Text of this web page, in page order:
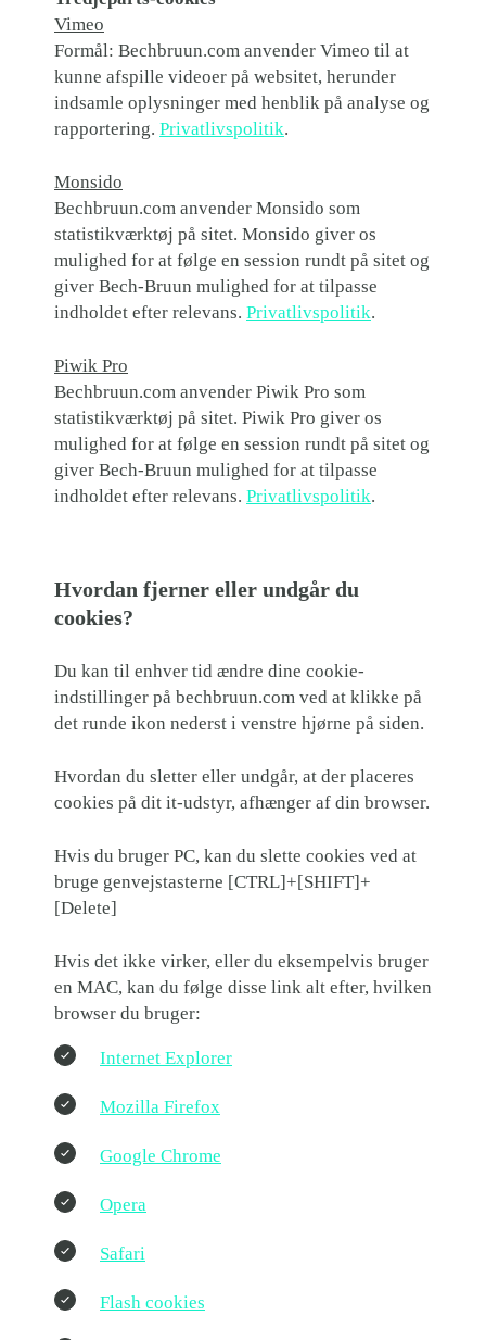
Vimeo
Formål: Bechbruun.com anvender Vimeo til at
kunne afspille videoer på websitet, herunder
indsamle oplysninger med henblik på analyse og
rapportering. Privatlivspolitik.
Monsido
Bechbruun.com anvender Monsido som
statistikværktøj på sitet. Monsido giver os
mulighed for at følge en session rundt på sitet og
giver Bech-Bruun mulighed for at tilpasse
indholdet efter relevans. Privatlivspolitik.
Piwik Pro
Bechbruun.com anvender Piwik Pro som
statistikværktøj på sitet. Piwik Pro giver os
mulighed for at følge en session rundt på sitet og
giver Bech-Bruun mulighed for at tilpasse
indholdet efter relevans. Privatlivspolitik.
Hvordan fjerner eller undgår du
cookies?
Du kan til enhver tid ændre dine cookie-
indstillinger på bechbruun.com ved at klikke på
det runde ikon nederst i venstre hjørne på siden.
Hvordan du sletter eller undgår, at der placeres
cookies på dit it-udstyr, afhænger af din browser.
Hvis du bruger PC, kan du slette cookies ved at
bruge genvejstasterne [CTRL]+[SHIFT]+
[Delete]
Hvis det ikke virker, eller du eksempelvis bruger
en MAC, kan du følge disse link alt efter, hvilken
browser du bruger:
Internet Explorer
Mozilla Firefox
Google Chrome
Opera
Safari
Flash cookies